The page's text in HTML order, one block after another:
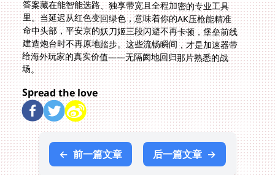
场。
Spread the love
← 前一篇文章 后一篇文章 →